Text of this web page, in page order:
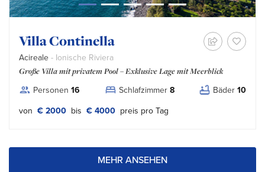
Villa Continella
Acireale - Ionische Riviera
Große Villa mit privatem Pool – Exklusive Lage mit Meerblick
Personen 16 Schlafzimmer 8 Bäder 10
von € 2000 bis € 4000 preis pro Tag
MEHR ANSEHEN